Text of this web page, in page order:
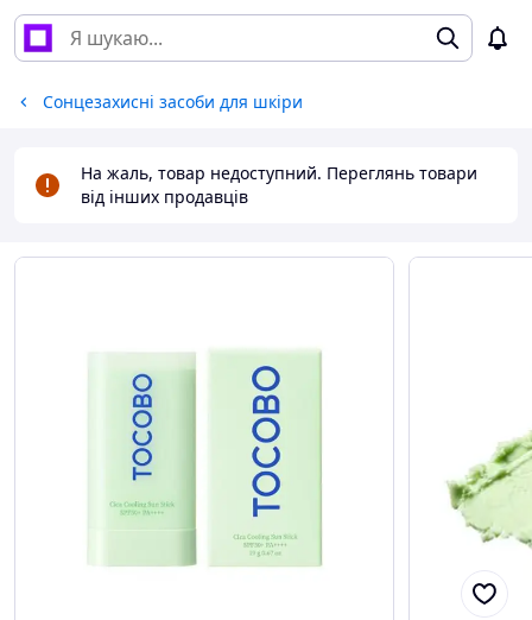
Сонцезахисні засоби для шкіри
На жаль, товар недоступний. Переглянь товари
від інших продавців